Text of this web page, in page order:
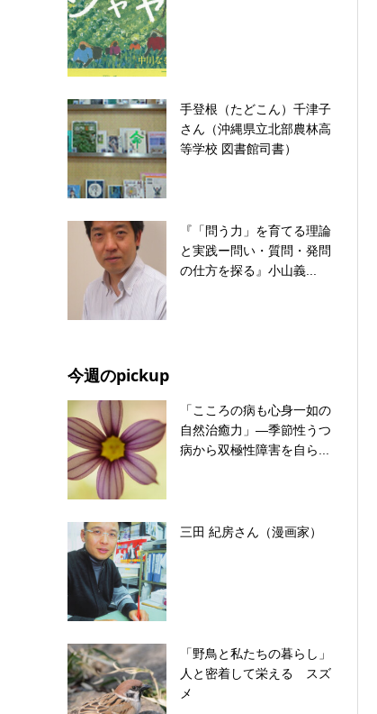
手登根（たどこん）千津子
さん（沖縄県立北部農林高
等学校 図書館司書）
『「問う力」を育てる理論
と実践ー問い・質問・発問
の仕方を探る』小山義...
今週のpickup
「こころの病も心身一如の
自然治癒力」―季節性うつ
病から双極性障害を自ら...
三田 紀房さん（漫画家）
「野鳥と私たちの暮らし」
人と密着して栄える スズ
メ